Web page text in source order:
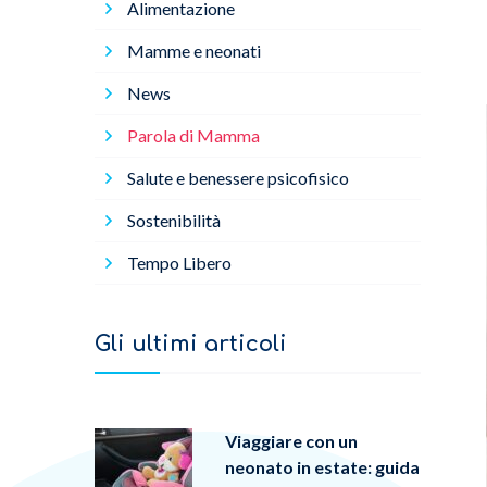
Alimentazione
Mamme e neonati
News
Parola di Mamma
Salute e benessere psicofisico
Sostenibilità
Tempo Libero
Gli ultimi articoli
Viaggiare con un
neonato in estate: guida